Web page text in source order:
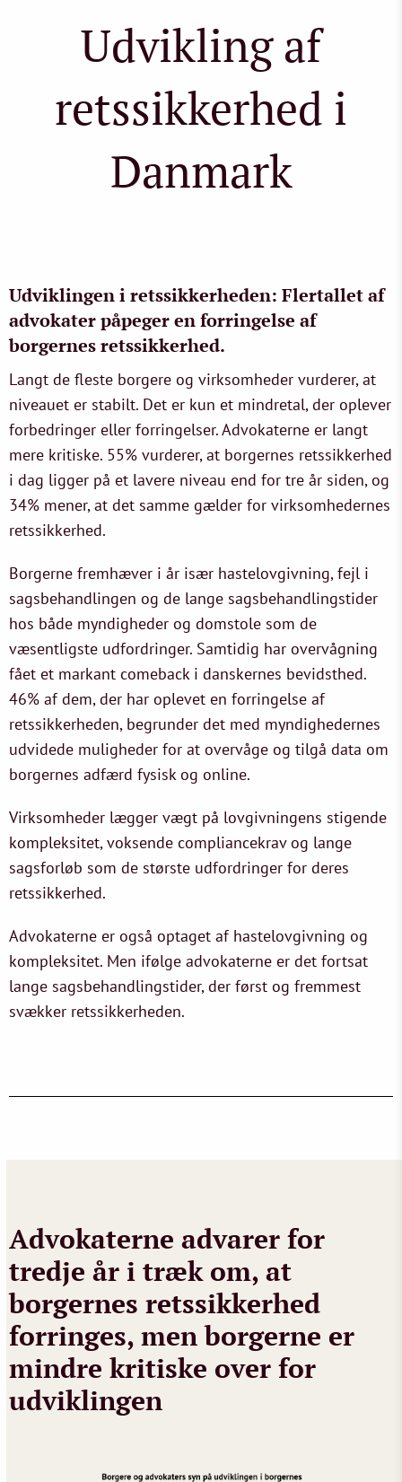
Udvikling af
retssikkerhed i
Danmark
Udviklingen i retssikkerheden: Flertallet af
advokater påpeger en forringelse af
borgernes retssikkerhed.
Langt de fleste borgere og virksomheder vurderer, at
niveauet er stabilt. Det er kun et mindretal, der oplever
forbedringer eller forringelser. Advokaterne er langt
mere kritiske. 55% vurderer, at borgernes retssikkerhed
i dag ligger på et lavere niveau end for tre år siden, og
34% mener, at det samme gælder for virksomhedernes
retssikkerhed.
Borgerne fremhæver i år især hastelovgivning, fejl i
sagsbehandlingen og de lange sagsbehandlingstider
hos både myndigheder og domstole som de
væsentligste udfordringer. Samtidig har overvågning
fået et markant comeback i danskernes bevidsthed.
46% af dem, der har oplevet en forringelse af
retssikkerheden, begrunder det med myndighedernes
udvidede muligheder for at overvåge og tilgå data om
borgernes adfærd fysisk og online.
Virksomheder lægger vægt på lovgivningens stigende
kompleksitet, voksende compliancekrav og lange
sagsforløb som de største udfordringer for deres
retssikkerhed.
Advokaterne er også optaget af hastelovgivning og
kompleksitet. Men ifølge advokaterne er det fortsat
lange sagsbehandlingstider, der først og fremmest
svækker retssikkerheden.
Advokaterne advarer for
tredje år i træk om, at
borgernes retssikkerhed
forringes, men borgerne er
mindre kritiske over for
udviklingen